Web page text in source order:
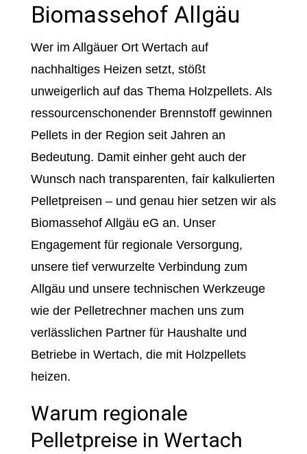
Biomassehof Allgäu
Wer im Allgäuer Ort Wertach auf
nachhaltiges Heizen setzt, stößt
unweigerlich auf das Thema Holzpellets. Als
ressourcenschonender Brennstoff gewinnen
Pellets in der Region seit Jahren an
Bedeutung. Damit einher geht auch der
Wunsch nach transparenten, fair kalkulierten
Pelletpreisen – und genau hier setzen wir als
Biomassehof Allgäu eG an. Unser
Engagement für regionale Versorgung,
unsere tief verwurzelte Verbindung zum
Allgäu und unsere technischen Werkzeuge
wie der Pelletrechner machen uns zum
verlässlichen Partner für Haushalte und
Betriebe in Wertach, die mit Holzpellets
heizen.
Warum regionale
Pelletpreise in Wertach